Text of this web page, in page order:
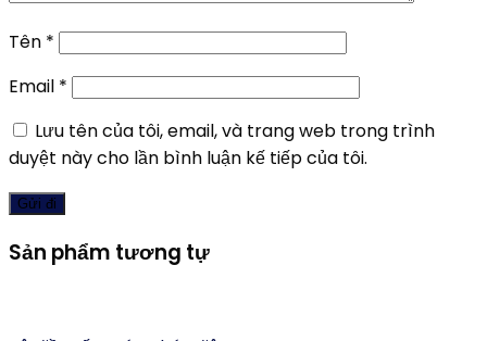
Tên *
Email *
Lưu tên của tôi, email, và trang web trong trình
duyệt này cho lần bình luận kế tiếp của tôi.
Sản phẩm tương tự